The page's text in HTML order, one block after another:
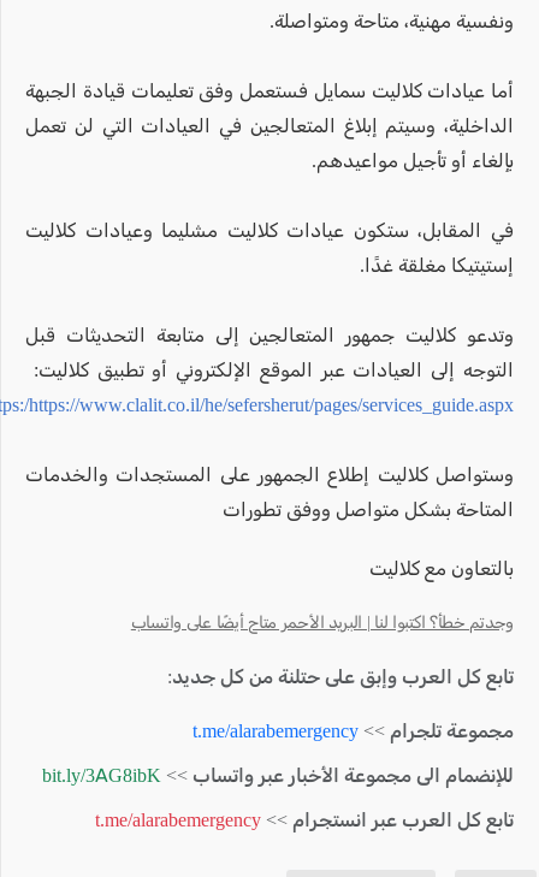
ونفسية مهنية، متاحة ومتواصلة.
أما عيادات كلاليت سمايل فستعمل وفق تعليمات قيادة الجبهة
الداخلية، وسيتم إبلاغ المتعالجين في العيادات التي لن تعمل
بإلغاء أو تأجيل مواعيدهم.
في المقابل، ستكون عيادات كلاليت مشليما وعيادات كلاليت
إستيتيكا مغلقة غدًا.
وتدعو كلاليت جمهور المتعالجين إلى متابعة التحديثات قبل
التوجه إلى العيادات عبر الموقع الإلكتروني أو تطبيق كلاليت:
https://www.clalit.co.il/he/sefersherut/pages/services_guide.aspx
وستواصل كلاليت إطلاع الجمهور على المستجدات والخدمات
المتاحة بشكل متواصل ووفق تطورات
بالتعاون مع كلاليت
وجدتم خطأ؟ اكتبوا لنا | البريد الأحمر متاح أيضًا على واتساب
تابع كل العرب وإبق على حتلنة من كل جديد:
مجموعة تلجرام >> t.me/alarabemergency
للإنضمام الى مجموعة الأخبار عبر واتساب >> bit.ly/3AG8ibK
تابع كل العرب عبر انستجرام >> t.me/alarabemergency